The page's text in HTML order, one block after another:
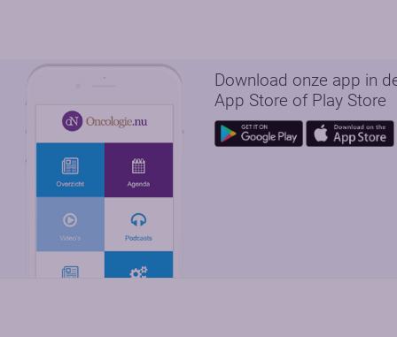
Download onze app in
App Store of Play Store